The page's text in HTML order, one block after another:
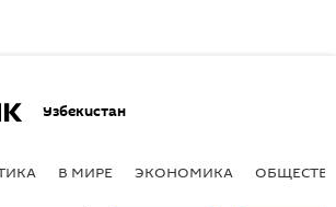
Узбекистан
В МИРЕ ЭКОНОМИКА